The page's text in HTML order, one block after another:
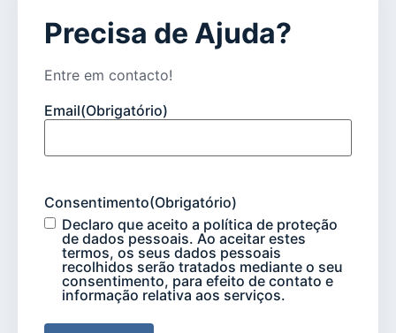
Precisa de Ajuda?
Entre em contacto!
Email(Obrigatório)
Consentimento(Obrigatório)
Declaro que aceito a política de proteção
de dados pessoais. Ao aceitar estes
termos, os seus dados pessoais
recolhidos serão tratados mediante o seu
consentimento, para efeito de contato e
informação relativa aos serviços.